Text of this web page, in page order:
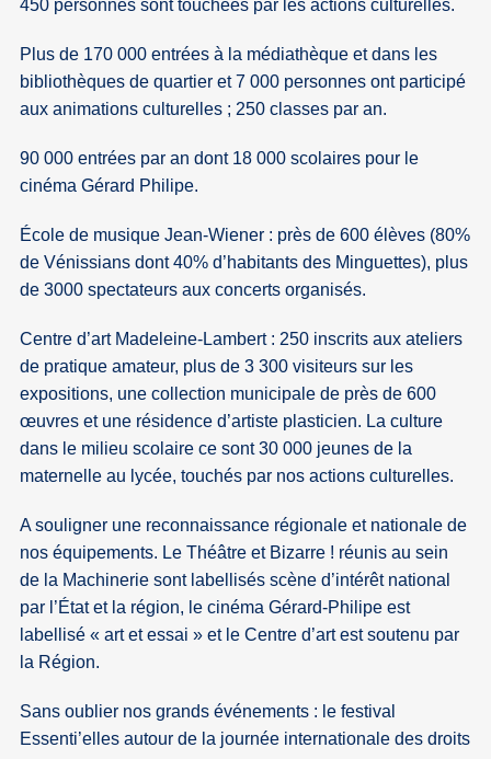
450 personnes sont touchées par les actions culturelles.
Plus de 170 000 entrées à la médiathèque et dans les
bibliothèques de quartier et 7 000 personnes ont participé
aux animations culturelles ; 250 classes par an.
90 000 entrées par an dont 18 000 scolaires pour le
cinéma Gérard Philipe.
École de musique Jean-Wiener : près de 600 élèves (80%
de Vénissians dont 40% d’habitants des Minguettes), plus
de 3000 spectateurs aux concerts organisés.
Centre d’art Madeleine-Lambert : 250 inscrits aux ateliers
de pratique amateur, plus de 3 300 visiteurs sur les
expositions, une collection municipale de près de 600
œuvres et une résidence d’artiste plasticien. La culture
dans le milieu scolaire ce sont 30 000 jeunes de la
maternelle au lycée, touchés par nos actions culturelles.
A souligner une reconnaissance régionale et nationale de
nos équipements. Le Théâtre et Bizarre ! réunis au sein
de la Machinerie sont labellisés scène d’intérêt national
par l’État et la région, le cinéma Gérard-Philipe est
labellisé « art et essai » et le Centre d’art est soutenu par
la Région.
Sans oublier nos grands événements : le festival
Essenti’elles autour de la journée internationale des droits